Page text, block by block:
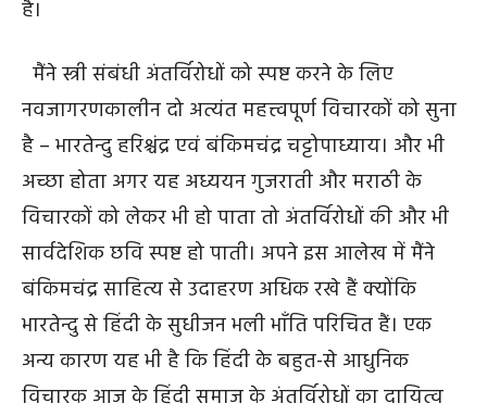
है।
मैंने स्त्री संबंधी अंतर्विरोधों को स्पष्ट करने के लिए
नवजागरणकालीन दो अत्यंत महत्त्वपूर्ण विचारकों को सुना
है – भारतेन्दु हरिश्चंद्र एवं बंकिमचंद्र चट्टोपाध्याय। और भी
अच्छा होता अगर यह अध्ययन गुजराती और मराठी के
विचारकों को लेकर भी हो पाता तो अंतर्विरोधों की और भी
सार्वदेशिक छवि स्पष्ट हो पाती। अपने इस आलेख में मैंने
बंकिमचंद्र साहित्य से उदाहरण अधिक रखे हैं क्योंकि
भारतेन्दु से हिंदी के सुधीजन भली भाँति परिचित हैं। एक
अन्य कारण यह भी है कि हिंदी के बहुत-से आधुनिक
विचारक आज के हिंदी समाज के अंतर्विरोधों का दायित्व